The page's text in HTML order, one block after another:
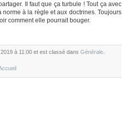
Il faut que ça turbule ! Tout ça avec
à la règle et aux doctrines. Toujours
comment elle pourrait bouger.
à 11:00 et est classé dans Générale.